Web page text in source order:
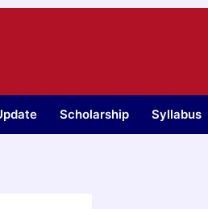
Scholarship Syllabus